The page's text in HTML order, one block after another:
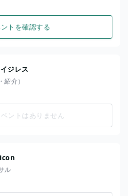
トを確認する
ジレス
紹介）
ントはありません
ル